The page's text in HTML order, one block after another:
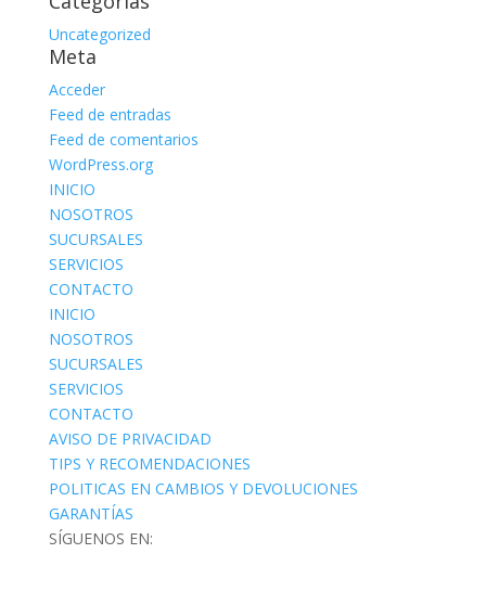
Uncategorized
Meta
Acceder
Feed de entradas
Feed de comentarios
WordPress.org
INICIO
NOSOTROS
SUCURSALES
SERVICIOS
CONTACTO
INICIO
NOSOTROS
SUCURSALES
SERVICIOS
CONTACTO
AVISO DE PRIVACIDAD
TIPS Y RECOMENDACIONES
POLITICAS EN CAMBIOS Y DEVOLUCIONES
GARANTÍAS
SÍGUENOS EN: